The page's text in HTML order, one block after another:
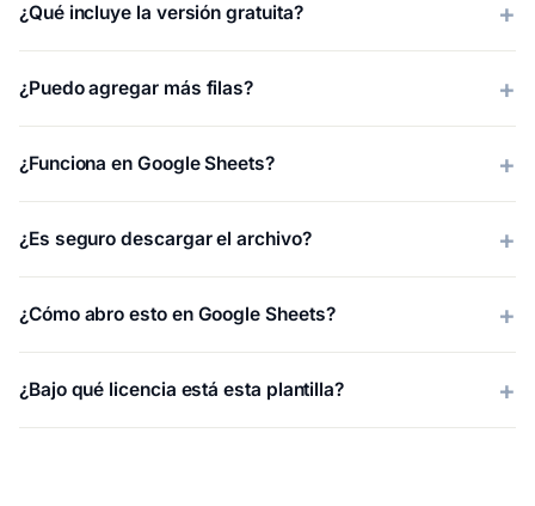
¿Qué incluye la versión gratuita?
¿Puedo agregar más filas?
¿Funciona en Google Sheets?
¿Es seguro descargar el archivo?
¿Cómo abro esto en Google Sheets?
¿Bajo qué licencia está esta plantilla?